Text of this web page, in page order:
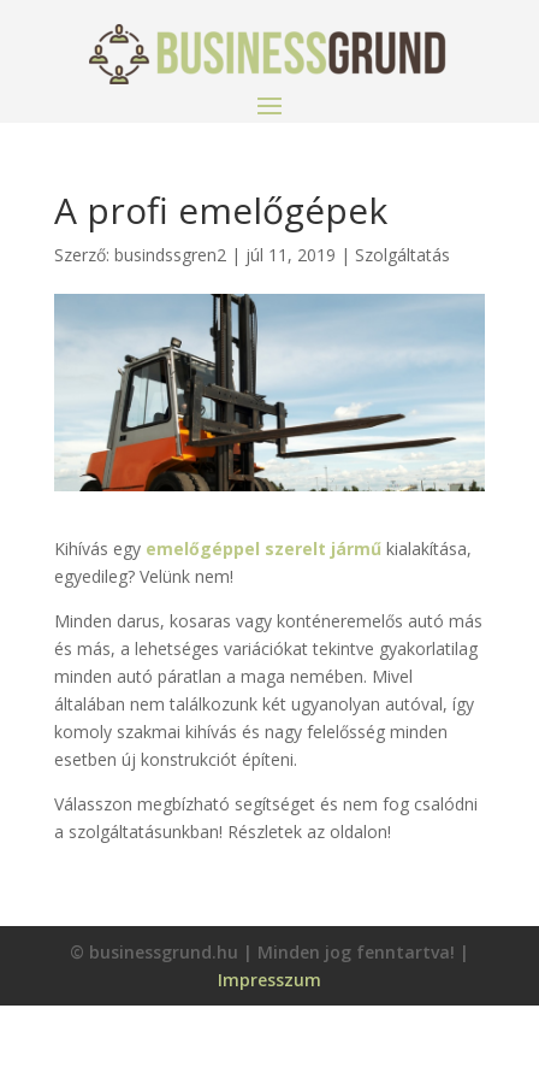
A profi emelőgépek
Szerző: busindssgren2| júl 11, 2019 | Szolgáltatás
Kihívás egy emelőgéppel szerelt járműkialakítása,
egyedileg? Velünk nem!
Minden darus, kosaras vagy konténeremelős autó más
és más, a lehetséges variációkat tekintve gyakorlatilag
minden autó páratlan a maga nemében. Mivel
általában nem találkozunk két ugyanolyan autóval, így
komoly szakmai kihívás és nagy felelősség minden
esetben új konstrukciót építeni.
Válasszon megbízható segítséget és nem fog csalódni
a szolgáltatásunkban! Részletek az oldalon!
© businessgrund.hu | Minden jog fenntartva! |
Impresszum